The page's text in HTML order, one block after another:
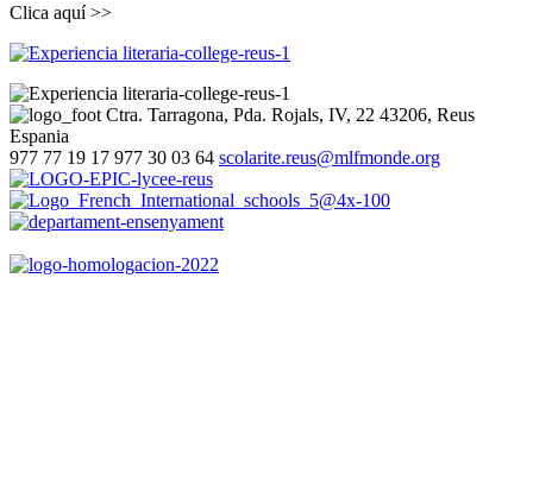
Clica aquí >>
Ctra. Tarragona, Pda. Rojals, IV, 22 43206, Reus
Espania
977 77 19 17 977 30 03 64 scolarite.reus@mlfmonde.org